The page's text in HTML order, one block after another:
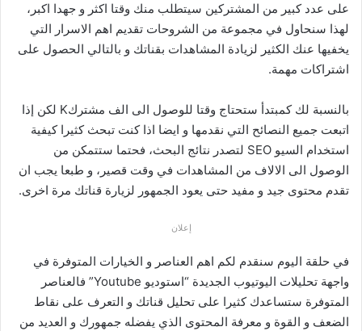
على عدد كبير من المشتركين سيتطلب منك وقتا اكثر و جهدا اكبر،
لهذا سنحاول في مجموعة من الشروحات تقديم اهم الاسرار التي
يخفيها عنك الكثير لزيادة المشاهدات بقناتك و بالتالي الحصول على
اشتراكات مهمة.
بالنسبة لك كمبتدأ ستحتاج وقتا للوصول الى الف مشتركK لكن إذا
اتبعت جميع النصائح التي نقدمها و ايضا اذا كنت تبحث كثيرا كيفية
استخدام السيو SEO لتصدر نتائج البحث، فحتما ستتمكن من
الوصول الى الالاف من المشاهدات في وقت قصير، و طبعا يجب ان
تقدم محتوى جيد و مفيد حتى يعود الجمهور لزيارة قناتك مرة اخرى.
إعلان
في حلقة اليوم سنقدم لكم اهم العناصر و الخيارات المتوفرة في
واجهة تحليلات اليوتيوب الجديدة “استوديو Youtube” فالعناصر
المتوفرة ستساعدك كثيرا على تحليل قناتك و التعرف على نقاط
الضعف و القوة و معرفة المحتوى الذي يفضله جمهورك و العديد من